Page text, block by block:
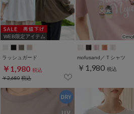
WEB限定アイテム
ラッシュガード
￥1,980 税込
￥2,680税込
mofusand／Ｔシャツ
￥1,980 税込